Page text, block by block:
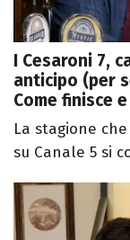
I Cesaroni 7,
anticipo (per
Come finisce
La stagione
su Canale 5 si